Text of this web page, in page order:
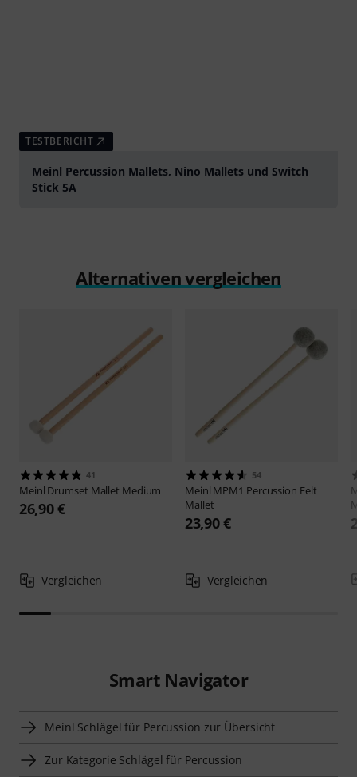
TESTBERICHT
Meinl Percussion Mallets, Nino Mallets und Switch
Stick 5A
Alternativen vergleichen
41
Meinl Drumset Mallet Medium
26,90 €
Vergleichen
54
Meinl MPM1 Percussion Felt
Mallet
23,90 €
Vergleichen
Smart Navigator
Meinl Schlägel für Percussion zur Übersicht
Zur Kategorie Schlägel für Percussion